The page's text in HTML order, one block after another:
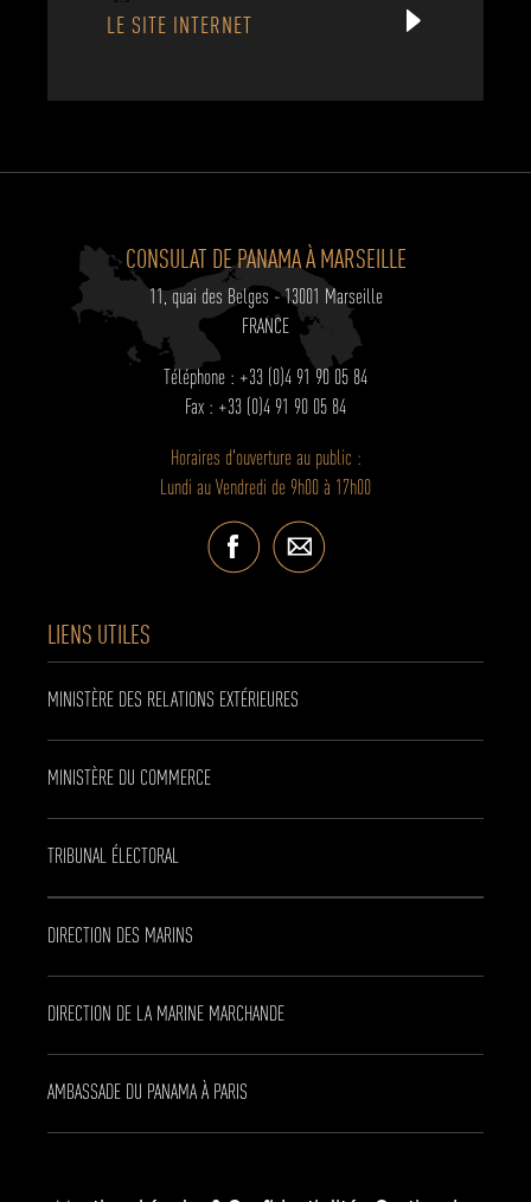
LE SITE INTERNET
CONSULAT DE PANAMA À MARSEILLE
11, quai des Belges - 13001 Marseille
FRANCE
Téléphone : +33 (0)4 91 90 05 84
Fax : +33 (0)4 91 90 05 84
Horaires d'ouverture au public :
Lundi au Vendredi de 9h00 à 17h00
LIENS UTILES
MINISTÈRE DES RELATIONS EXTÉRIEURES
MINISTÈRE DU COMMERCE
TRIBUNAL ÉLECTORAL
DIRECTION DES MARINS
DIRECTION DE LA MARINE MARCHANDE
AMBASSADE DU PANAMA À PARIS